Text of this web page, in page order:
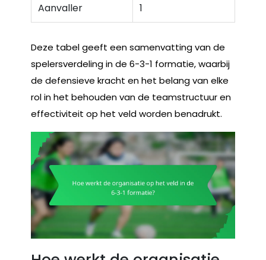
Aanvaller 1
Deze tabel geeft een samenvatting van de
spelersverdeling in de 6-3-1 formatie, waarbij
de defensieve kracht en het belang van elke
rol in het behouden van de teamstructuur en
effectiviteit op het veld worden benadrukt.